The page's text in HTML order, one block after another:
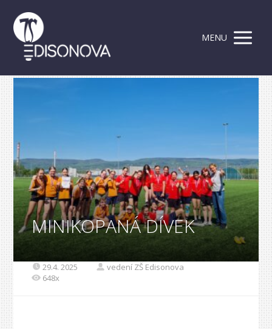
MENU
MINIKOPANÁ DÍVEK
29.4. 2025
vedení ZŠ Edisonova
648x